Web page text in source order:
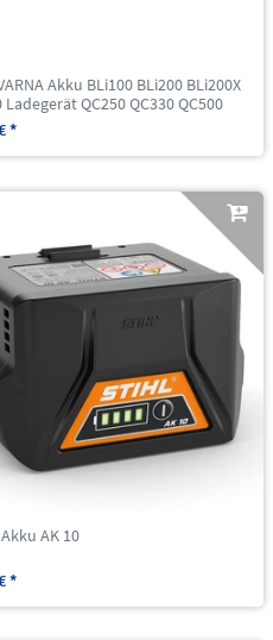
Akku BLi100 BLi200 BLi200X
Ladegerät QC250 QC330 QC500
*
AK 10
*